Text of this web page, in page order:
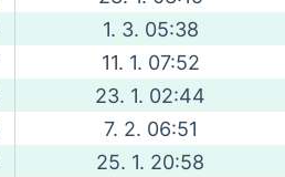
1. 3. 05:38
11. 1. 07:52
23. 1. 02:44
7. 2. 06:51
25. 1. 20:58